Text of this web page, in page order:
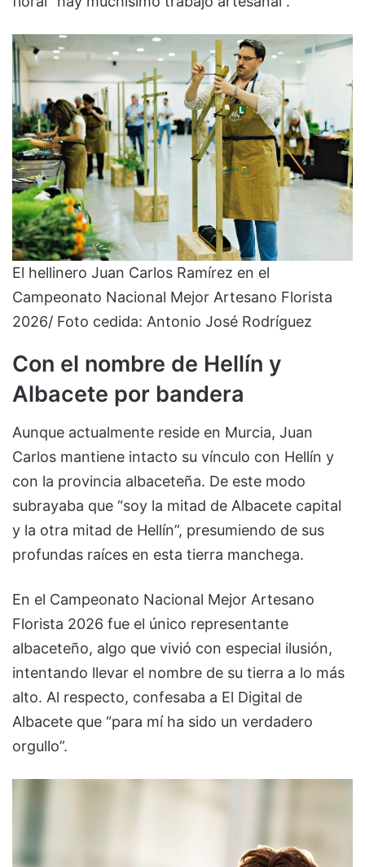
El hellinero Juan Carlos Ramírez en el
Campeonato Nacional Mejor Artesano Florista
2026/ Foto cedida: Antonio José Rodríguez
Con el nombre de Hellín y
Albacete por bandera
Aunque actualmente reside en Murcia, Juan
Carlos mantiene intacto su vínculo con Hellín y
con la provincia albaceteña. De este modo
subrayaba que “soy la mitad de Albacete capital
y la otra mitad de Hellín”, presumiendo de sus
profundas raíces en esta tierra manchega.
En el Campeonato Nacional Mejor Artesano
Florista 2026 fue el único representante
albaceteño, algo que vivió con especial ilusión,
intentando llevar el nombre de su tierra a lo más
alto. Al respecto, confesaba a El Digital de
Albacete que “para mí ha sido un verdadero
orgullo”.